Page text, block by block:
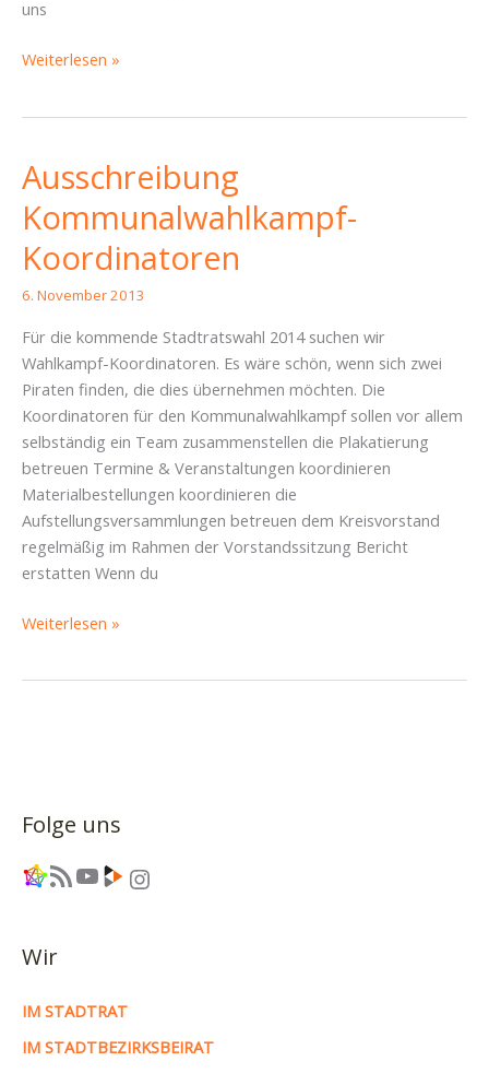
uns
In
PIRATEN
weiter
Stadtratskurs
Weiterlesen »
Ausschreibung
Kommunalwahlkampf-
Koordinatoren
6. November 2013
Für die kommende Stadtratswahl 2014 suchen wir
Wahlkampf-Koordinatoren. Es wäre schön, wenn sich zwei
Piraten finden, die dies übernehmen möchten. Die
Koordinatoren für den Kommunalwahlkampf sollen vor allem
selbständig ein Team zusammenstellen die Plakatierung
betreuen Termine & Veranstaltungen koordinieren
Materialbestellungen koordinieren die
Aufstellungsversammlungen betreuen dem Kreisvorstand
regelmäßig im Rahmen der Vorstandssitzung Bericht
erstatten Wenn du
Ausschreibung
Weiterlesen »
Folge uns
Link RSS-Feed YouTube Link Instagram
Wir
IM STADTRAT
IM STADTBEZIRKSBEIRAT